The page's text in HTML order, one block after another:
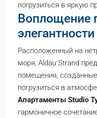
погрузиться в яркую
Воплощение
элегантности
Расположенный на
моря, Aldau Strand
помещения,
погрузиться в
Апартаменты Studio
гармоничное